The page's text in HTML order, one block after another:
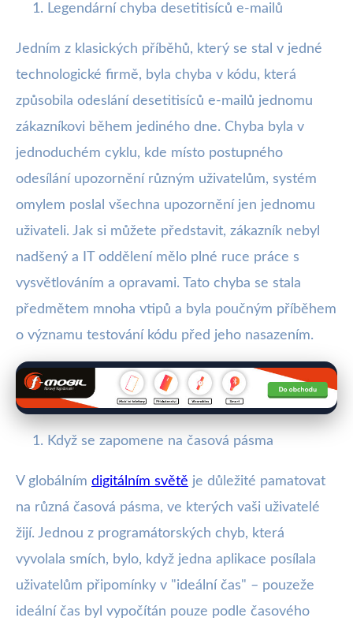
Legendární chyba desetitisíců e-mailů
Jedním z klasických příběhů, který se stal v jedné
technologické firmě, byla chyba v kódu, která
způsobila odeslání desetitisíců e-mailů jednomu
zákazníkovi během jediného dne. Chyba byla v
jednoduchém cyklu, kde místo postupného
odesílání upozornění různým uživatelům, systém
omylem poslal všechna upozornění jen jednomu
uživateli. Jak si můžete představit, zákazník nebyl
nadšený a IT oddělení mělo plné ruce práce s
vysvětlováním a opravami. Tato chyba se stala
předmětem mnoha vtipů a byla poučným příběhem
o významu testování kódu před jeho nasazením.
Když se zapomene na časová pásma
V globálním digitálním světě je důležité pamatovat
na různá časová pásma, ve kterých vaši uživatelé
žijí. Jednou z programátorských chyb, která
vyvolala smích, bylo, když jedna aplikace posílala
uživatelům připomínky v "ideální čas" – pouzeže
ideální čas byl vypočítán pouze podle časového